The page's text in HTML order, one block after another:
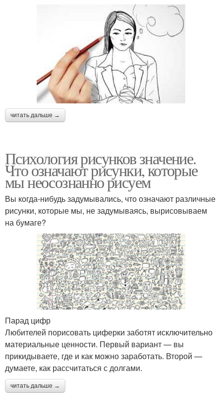
читать дальше →
Психология рисунков значение.
Что означают рисунки, которые
мы неосознанно рисуем
Вы когда-нибудь задумывались, что означают различные
рисунки, которые мы, не задумываясь, вырисовываем
на бумаге?
Парад цифр
Любителей порисовать циферки заботят исключительно
материальные ценности. Первый вариант — вы
прикидываете, где и как можно заработать. Второй —
думаете, как рассчитаться с долгами.
читать дальше →